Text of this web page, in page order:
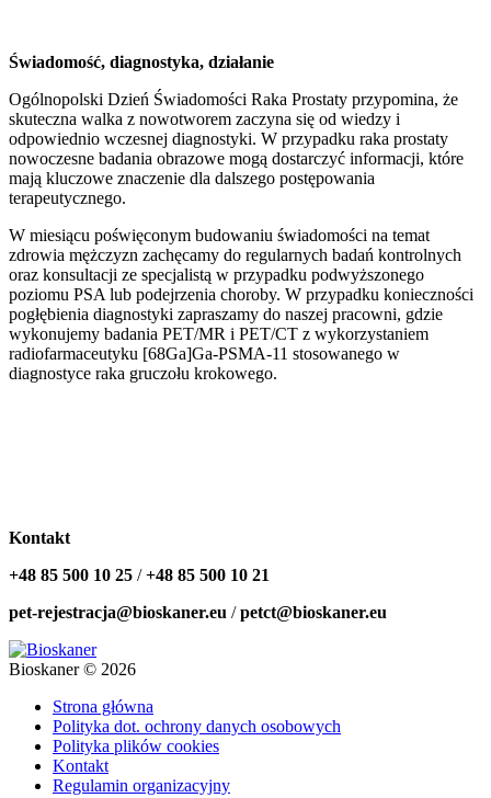
Świadomość, diagnostyka, działanie
Ogólnopolski Dzień Świadomości Raka Prostaty przypomina, że
skuteczna walka z nowotworem zaczyna się od wiedzy i
odpowiednio wczesnej diagnostyki. W przypadku raka prostaty
nowoczesne badania obrazowe mogą dostarczyć informacji, które
mają kluczowe znaczenie dla dalszego postępowania
terapeutycznego.
W miesiącu poświęconym budowaniu świadomości na temat
zdrowia mężczyzn zachęcamy do regularnych badań kontrolnych
oraz konsultacji ze specjalistą w przypadku podwyższonego
poziomu PSA lub podejrzenia choroby. W przypadku konieczności
pogłębienia diagnostyki zapraszamy do naszej pracowni, gdzie
wykonujemy badania PET/MR i PET/CT z wykorzystaniem
radiofarmaceutyku [68Ga]Ga-PSMA-11 stosowanego w
diagnostyce raka gruczołu krokowego.
Kontakt
+48 85 500 10 25 /+48 85 500 10 21
pet-rejestracja@bioskaner.eu /petct@bioskaner.eu
Bioskaner © 2026
Strona główna
Polityka dot. ochrony danych osobowych
Polityka plików cookies
Kontakt
Regulamin organizacyjny